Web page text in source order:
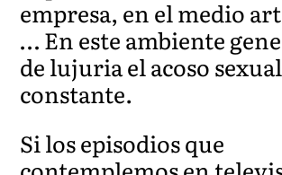
empresa, en el medio
… En este ambiente
de lujuria el acoso
constante.
Si los episodios que